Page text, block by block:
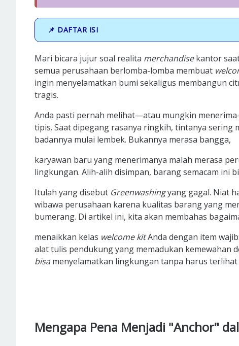
📌 DAFTAR ISI
Mari bicara jujur soal realita merchandisekantor
semua perusahaan berlomba-lomba membuat
ingin menyelamatkan bumi sekaligus membangun
tragis.
Anda pasti pernah melihat—atau mungkin
tipis. Saat dipegang rasanya ringkih, tintanya sering
badannya mulai lembek. Bukannya merasa bangga,
karyawan baru yang menerimanya malah merasa
lingkungan. Alih-alih disimpan, barang semacam ini
Itulah yang disebut Greenwashingyang gagal. Niat
wibawa perusahaan karena kualitas barang yang
bumerang. Di artikel ini, kita akan membahas
menaikkan kelas welcome kitAnda dengan item wajib:
alat tulis pendukung yang memadukan kemewahan
bisamenyelamatkan lingkungan tanpa harus terlihat
Mengapa Pena Menjadi "Anchor"